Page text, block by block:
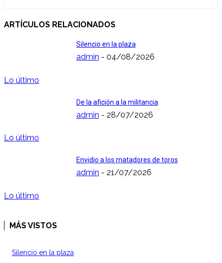
ARTÍCULOS RELACIONADOS
Lo último
Silencio en la plaza
admin - 04/08/2026
Lo último
De la afición a la militancia
admin - 28/07/2026
Lo último
Envidio a los matadores de toros
admin - 21/07/2026
MÁS VISTOS
Silencio en la plaza